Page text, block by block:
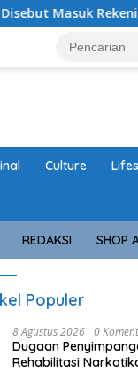
URC
Culture
REDAKSI SHOP
Populer
8 Agustus 2026 0
Dugaan
Rehabilitasi